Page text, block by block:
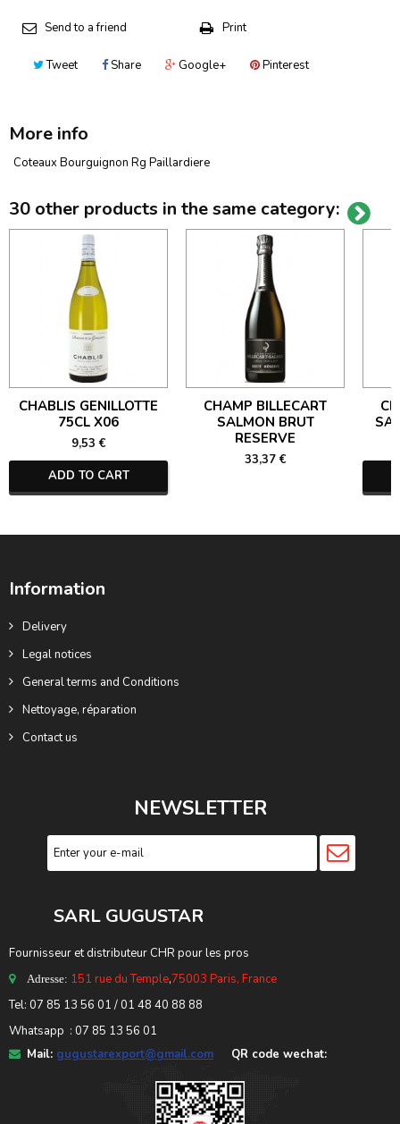
Send to a friend Print
Tweet Share Google+ Pinterest
More info
Coteaux Bourguignon Rg Paillardiere
30 other products in the same category:
CHABLIS GENILLOTTE
75CL X06
9,53 €
ADD TO CART
CHAMP BILLECART
SALMON BRUT
RESERVE
33,37 €
Information
Delivery
Legal notices
General terms and Conditions
Nettoyage, réparation
Contact us
NEWSLETTER
SARL GUGUSTAR
Fournisseur et distributeur CHR pour les pros
Adresse: 151 rue du Temple,75003 Paris, France
Tel: 07 85 13 56 01 / 01 48 40 88 88
Whatsapp : 07 85 13 56 01
Mail: gugustarexport@gmail.com QR code wechat: